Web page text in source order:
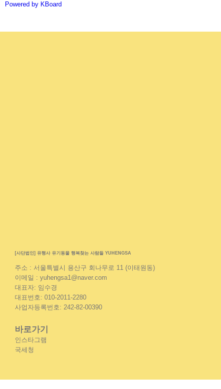
Powered by KBoard
[사단법인] 유행사 유기동물 행복찾는 사람들 YUHENGSA
주소 : 서울특별시 용산구 회나무로 11 (이태원동)
이메일 : yuhengsa1@naver.com
대표자: 임수경
대표번호: 010-2011-2280
사업자등록번호: 242-82-00390
바로가기
인스타그램
국세청